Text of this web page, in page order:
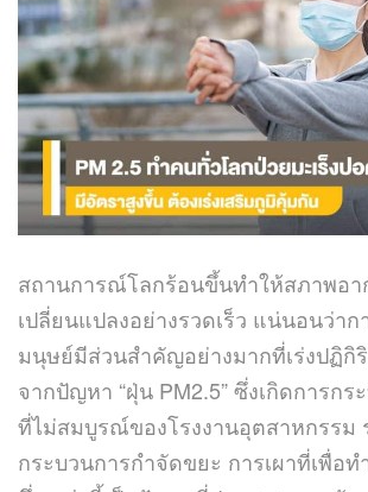
สถานการณ์โลกร้อนขึ้นทำให้สภาพอา
เปลี่ยนแปลงอย่างรวดเร็ว แน่นอนว่าก
มนุษย์มีส่วนสำคัญอย่างมากที่เร่งปฏิกิ
จากปัญหา “ฝุ่น PM2.5” ซึ่งเกิดการกร
ที่ไม่สมบูรณ์ของโรงงานอุตสาหกรรม
กระบวนการกำจัดขยะ การเผาที่เพื่อท